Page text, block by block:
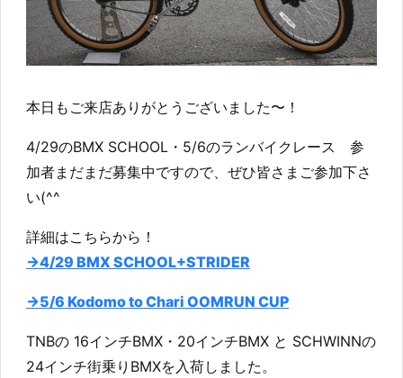
本日もご来店ありがとうございました〜！
4/29のBMX SCHOOL・5/6のランバイクレース 参
加者まだまだ募集中ですので、ぜひ皆さまご参加下さ
い(^^
詳細はこちらから！
→4/29 BMX SCHOOL+STRIDER
→5/6 Kodomo to Chari OOMRUN CUP
TNBの 16インチBMX・20インチBMX と SCHWINNの
24インチ街乗りBMXを入荷しました。